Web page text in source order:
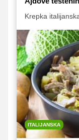
Krepka
ITALIJANSKA